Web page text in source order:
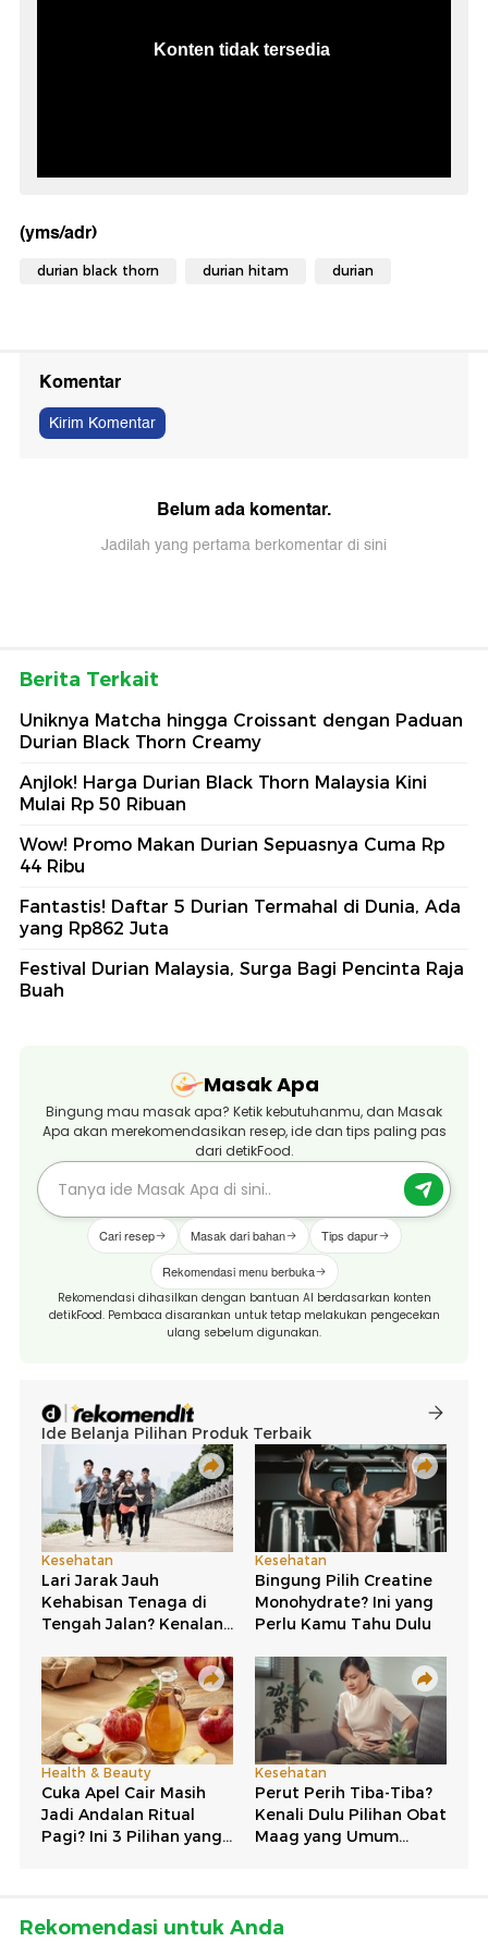
(yms/adr)
durian black thorn durian hitam durian
Komentar
Kirim Komentar
Belum ada komentar.
Jadilah yang pertama berkomentar di sini
Berita Terkait
Uniknya Matcha hingga Croissant dengan Paduan
Durian Black Thorn Creamy
Anjlok! Harga Durian Black Thorn Malaysia Kini
Mulai Rp 50 Ribuan
Wow! Promo Makan Durian Sepuasnya Cuma Rp
44 Ribu
Fantastis! Daftar 5 Durian Termahal di Dunia, Ada
yang Rp862 Juta
Festival Durian Malaysia, Surga Bagi Pencinta Raja
Buah
Masak Apa
Bingung mau masak apa? Ketik kebutuhanmu, dan Masak
Apa akan merekomendasikan resep, ide dan tips paling pas
dari detikFood.
Cari resep Masak dari bahan Tips dapur
Rekomendasi menu berbuka
Rekomendasi dihasilkan dengan bantuan AI berdasarkan konten
detikFood. Pembaca disarankan untuk tetap melakukan pengecekan
ulang sebelum digunakan.
Rekomendasi untuk Anda